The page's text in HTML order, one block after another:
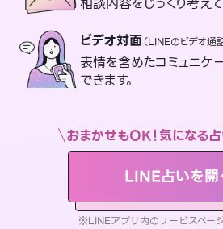
ビデオ対面（LINEのビデオ通
表情を含めたコミュニケ
できます。
おまかせもOK！気になる
LINE占いを開
※LINEアプリ内のサービスペー